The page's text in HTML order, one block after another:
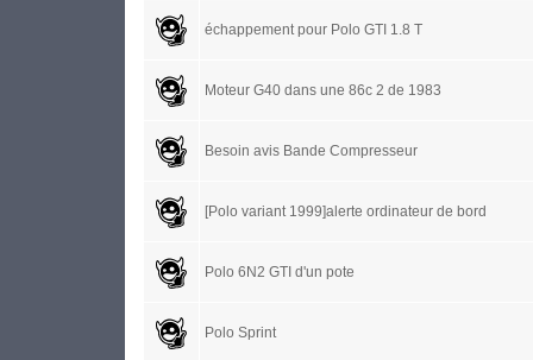
échappement pour Polo GTI 1.8 T
Moteur G40 dans une 86c 2 de 1983
Besoin avis Bande Compresseur
[Polo variant 1999]alerte ordinateur de bord
Polo 6N2 GTI d'un pote
Polo Sprint